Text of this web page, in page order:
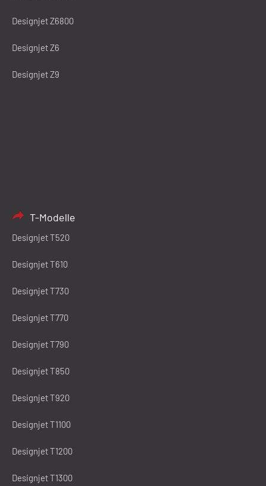
Designjet Z6800
Designjet Z6
Designjet Z9
T-Modelle
Designjet T520
Designjet T610
Designjet T730
Designjet T770
Designjet T790
Designjet T850
Designjet T920
Designjet T1100
Designjet T1200
Designjet T1300